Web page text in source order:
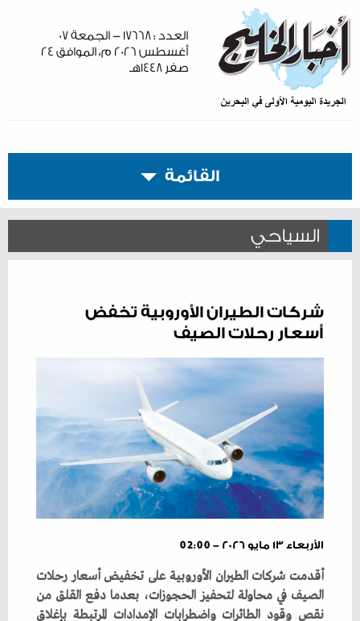
العدد : ١٧٦٦٨ - الجمعة ٠٧
أغسطس ٢٠٢٦ م، الموافق ٢٤
صفر ١٤٤٨هـ
القائمة
السياحي
شركات الطيران الأوروبية تخفض
أسعار رحلات الصيف
الأربعاء ١٣ مايو ٢٠٢٦ - 02:00